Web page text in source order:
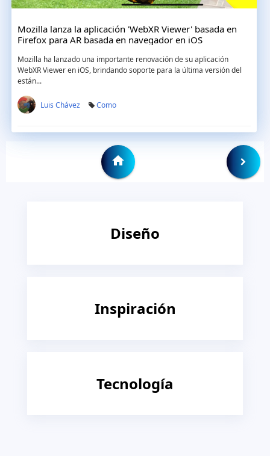
Mozilla lanza la aplicación 'WebXR Viewer' basada en
Firefox para AR basada en navegador en iOS
Mozilla ha lanzado una importante renovación de su aplicación
WebXR Viewer en iOS, brindando soporte para la última versión del
están...
Luis Chávez Como
Diseño
Inspiración
Tecnología